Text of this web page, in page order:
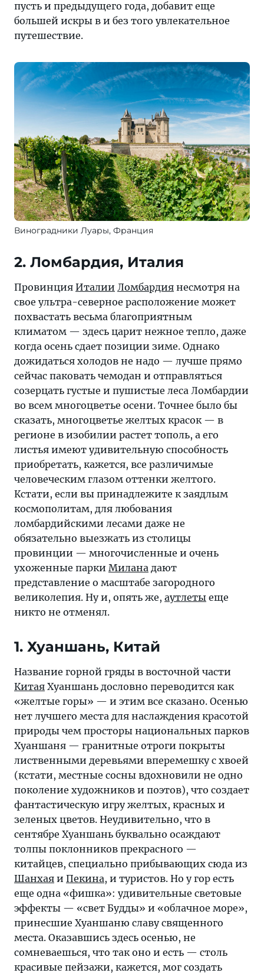
пусть и предыдущего года, добавит еще
большей искры в и без того увлекательное
путешествие.
Виноградники Луары, Франция
2. Ломбардия, Италия
Провинция Италии Ломбардия несмотря на
свое ультра-северное расположение может
похвастать весьма благоприятным
климатом — здесь царит нежное тепло, даже
когда осень сдает позиции зиме. Однако
дожидаться холодов не надо — лучше прямо
сейчас паковать чемодан и отправляться
созерцать густые и пушистые леса Ломбардии
во всем многоцветье осени. Точнее было бы
сказать, многоцветье желтых красок — в
регионе в изобилии растет тополь, а его
листья имеют удивительную способность
приобретать, кажется, все различимые
человеческим глазом оттенки желтого.
Кстати, если вы принадлежите к заядлым
космополитам, для любования
ломбардийскими лесами даже не
обязательно выезжать из столицы
провинции — многочисленные и очень
ухоженные парки Милана дают
представление о масштабе загородного
великолепия. Ну и, опять же, аутлеты еще
никто не отменял.
1. Хуаншань, Китай
Название горной гряды в восточной части
Китая Хуаншань дословно переводится как
«желтые горы» — и этим все сказано. Осенью
нет лучшего места для наслаждения красотой
природы чем просторы национальных парков
Хуаншаня — гранитные отроги покрыты
лиственными деревьями вперемешку с хвоей
(кстати, местные сосны вдохновили не одно
поколение художников и поэтов), что создает
фантастическую игру желтых, красных и
зеленых цветов. Неудивительно, что в
сентябре Хуаншань буквально осаждают
толпы поклонников прекрасного —
китайцев, специально прибывающих сюда из
Шанхая и Пекина, и туристов. Но у гор есть
еще одна «фишка»: удивительные световые
эффекты — «свет Будды» и «облачное море»,
принесшие Хуаншаню славу священного
места. Оказавшись здесь осенью, не
сомневаешься, что так оно и есть — столь
красивые пейзажи, кажется, мог создать